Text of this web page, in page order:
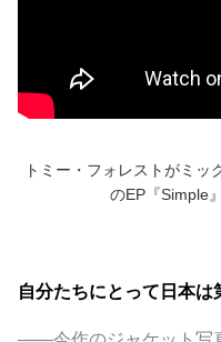
トミー・フォレストがミッ
のEP『Simple
自分たちにとって日本は